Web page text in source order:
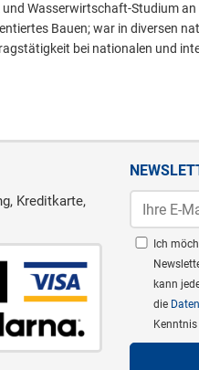
Wasserwirtschaft-Studium
Bauen; war in diversen
bei nationalen und
Kreditkarte,
Ich
kann
die